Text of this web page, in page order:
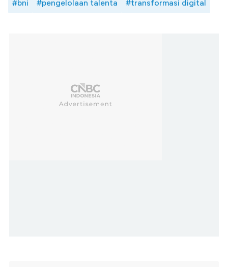
#bni #pengelolaan talenta #transformasi digital